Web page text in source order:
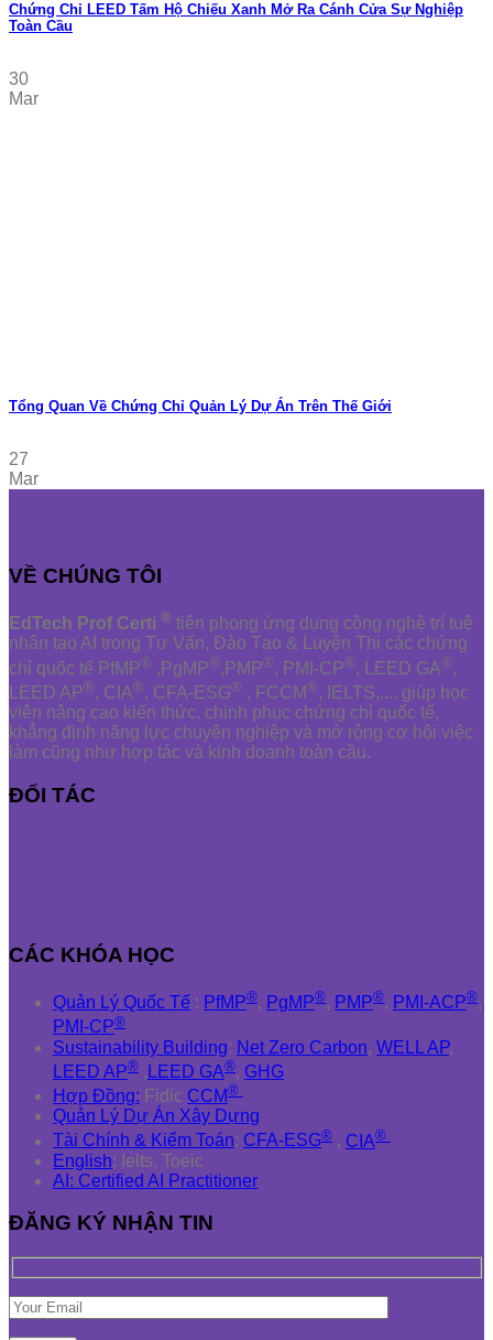
Chứng Chỉ LEED Tấm Hộ Chiếu Xanh Mở Ra Cánh Cửa Sự Nghiệp
Toàn Cầu
30
Mar
Tổng Quan Về Chứng Chỉ Quản Lý Dự Án Trên Thế Giới
27
Mar
VỀ CHÚNG TÔI
EdTech Prof Certi ® tiên phong ứng dụng công nghệ trí tuệ
nhân tạo AI trong Tư Vấn, Đào Tạo & Luyện Thi các chứng
chỉ quốc tế PfMP® ,PgMP®,PMP®, PMI-CP®, LEED GA®,
LEED AP®, CIA®, CFA-ESG® , FCCM®, IELTS,.... giúp học
viên nâng cao kiến thức, chinh phục chứng chỉ quốc tế,
khẳng định năng lực chuyên nghiệp và mở rộng cơ hội việc
làm cũng như hợp tác và kinh doanh toàn cầu.
ĐỐI TÁC
CÁC KHÓA HỌC
Quản Lý Quốc Tế : PfMP®, PgMP®, PMP®, PMI-ACP®,
PMI-CP®
Sustainability Building: Net Zero Carbon, WELL AP,
LEED AP® , LEED GA®, GHG
Hợp Đồng: Fidic CCM®
Quản Lý Dự Án Xây Dựng
Tài Chính & Kiểm Toán: CFA-ESG® , CIA®
English: Ielts, Toeic
AI: Certified AI Practitioner
ĐĂNG KÝ NHẬN TIN